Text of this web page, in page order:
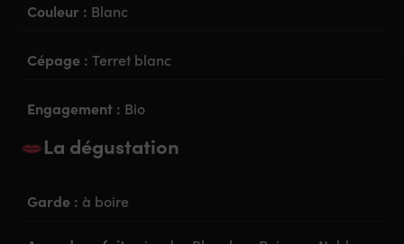
Couleur : Blanc
Cépage :Terret blanc
Engagement : Bio
La dégustation
Garde : à boire